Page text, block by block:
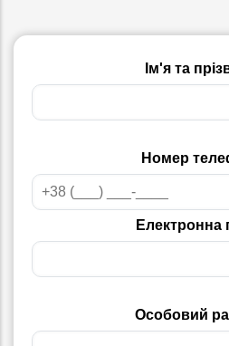
Ім'я та
Номер
Електронна
Особовий